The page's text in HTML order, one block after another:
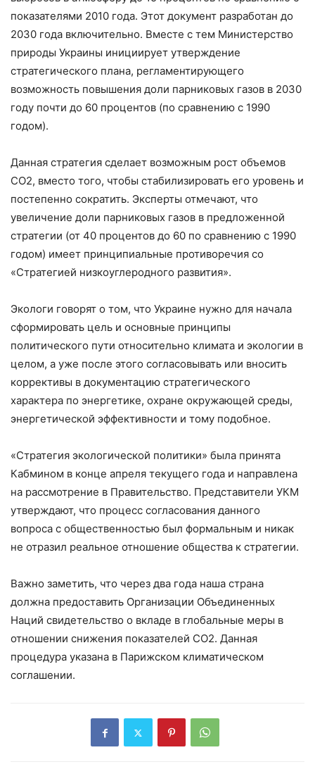
показателями 2010 года. Этот документ разработан до
2030 года включительно. Вместе с тем Министерство
природы Украины инициирует утверждение
стратегического плана, регламентирующего
возможность повышения доли парниковых газов в 2030
году почти до 60 процентов (по сравнению с 1990
годом).
Данная стратегия сделает возможным рост объемов
СО2, вместо того, чтобы стабилизировать его уровень и
постепенно сократить. Эксперты отмечают, что
увеличение доли парниковых газов в предложенной
стратегии (от 40 процентов до 60 по сравнению с 1990
годом) имеет принципиальные противоречия со
«Стратегией низкоуглеродного развития».
Экологи говорят о том, что Украине нужно для начала
сформировать цель и основные принципы
политического пути относительно климата и экологии в
целом, а уже после этого согласовывать или вносить
коррективы в документацию стратегического
характера по энергетике, охране окружающей среды,
энергетической эффективности и тому подобное.
«Стратегия экологической политики» была принята
Кабмином в конце апреля текущего года и направлена
на рассмотрение в Правительство. Представители УКМ
утверждают, что процесс согласования данного
вопроса с общественностью был формальным и никак
не отразил реальное отношение общества к стратегии.
Важно заметить, что через два года наша страна
должна предоставить Организации Объединенных
Наций свидетельство о вкладе в глобальные меры в
отношении снижения показателей СО2. Данная
процедура указана в Парижском климатическом
соглашении.